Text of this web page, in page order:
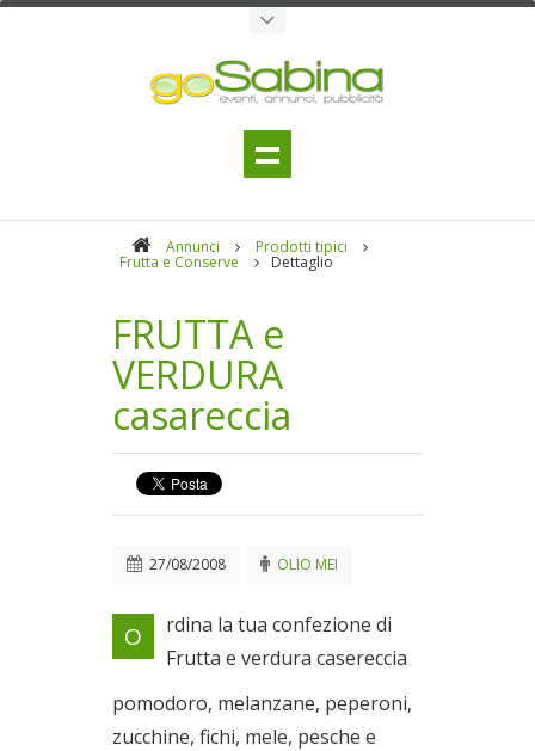
Annunci Prodotti tipici
Frutta e Conserve Dettaglio
FRUTTA e
VERDURA
casareccia
27/08/2008 OLIO MEI
O
rdina la tua confezione di
Frutta e verdura casereccia
pomodoro, melanzane, peperoni,
zucchine, fichi, mele, pesche e